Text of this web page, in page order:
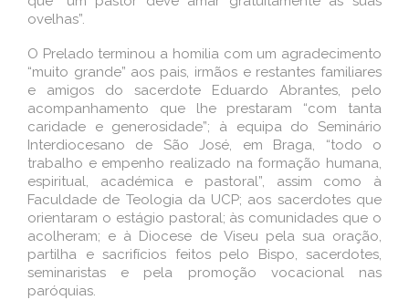
ovelhas”.
O Prelado terminou a homilia com um agradecimento
“muito grande” aos pais, irmãos e restantes familiares
e amigos do sacerdote Eduardo Abrantes, pelo
acompanhamento que lhe prestaram “com tanta
caridade e generosidade”; à equipa do Seminário
Interdiocesano de São José, em Braga, “todo o
trabalho e empenho realizado na formação humana,
espiritual, académica e pastoral”, assim como à
Faculdade de Teologia da UCP; aos sacerdotes que
orientaram o estágio pastoral; às comunidades que o
acolheram; e à Diocese de Viseu pela sua oração,
partilha e sacrifícios feitos pelo Bispo, sacerdotes,
seminaristas e pela promoção vocacional nas
paróquias.